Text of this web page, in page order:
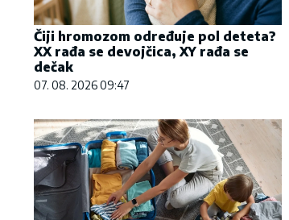
Čiji hromozom određuje pol deteta?
XX rađa se devojčica, XY rađa se
dečak
07. 08. 2026 09:47